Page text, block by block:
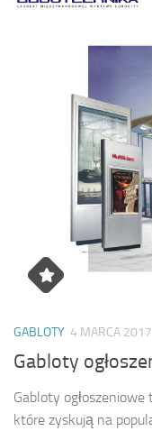
GABLOTY 4 MARCA 2017
Gabloty
Gabloty
które zyskują na